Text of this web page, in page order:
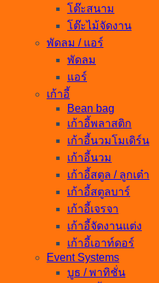
โต๊ะสนาม
โต๊ะไม้จัดงาน
พัดลม / แอร์
พัดลม
แอร์
เก้าอี้
Bean bag
เก้าอี้พลาสติก
เก้าอี้นวมโมเดิร์น
เก้าอี้นวม
เก้าอี้สตูล / ลูกเต๋า
เก้าอี้สตูลบาร์
เก้าอี้เจรจา
เก้าอี้จัดงานแต่ง
เก้าอี้เอาท์ดอร์
Event Systems
บูธ / พาทิชั่น